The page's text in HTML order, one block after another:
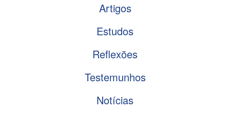
Artigos
Estudos
Reflexões
Testemunhos
Notícias